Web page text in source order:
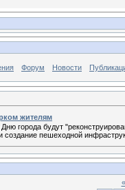
Форум Новости
жителям
города будут
создание пешеходной
«